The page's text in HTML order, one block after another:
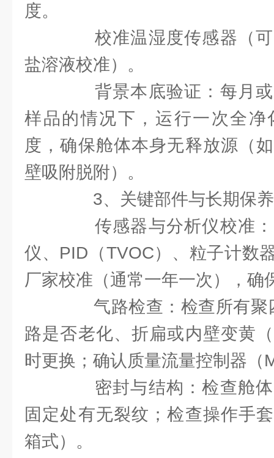
度。
校准温湿度传感器（可
盐溶液校准）。
背景本底验证：每月或
样品的情况下，运行一次全净
度，确保舱体本身无释放源（
壁吸附脱附）。
3、关键部件与长期保养
传感器与分析仪校准：
仪、PID（TVOC）、粒子计数
厂家校准（通常一年一次），确
气路检查：检查所有聚
路是否老化、折扁或内壁变黄
时更换；确认质量流量控制器（
密封与结构：检查舱体
固定处有无裂纹；检查操作手
箱式）。